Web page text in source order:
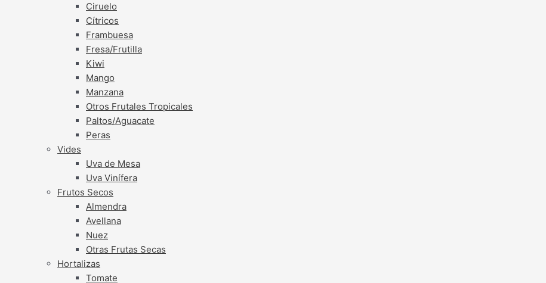
Ciruelo
Cítricos
Frambuesa
Fresa/Frutilla
Kiwi
Mango
Manzana
Otros Frutales Tropicales
Paltos/Aguacate
Peras
Vides
Uva de Mesa
Uva Vinífera
Frutos Secos
Almendra
Avellana
Nuez
Otras Frutas Secas
Hortalizas
Tomate